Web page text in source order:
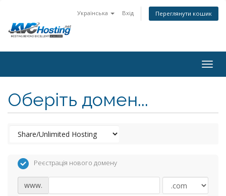
Українська Вхід Переглянути кошик
Оберіть домен...
Реєстрація нового домену
www.